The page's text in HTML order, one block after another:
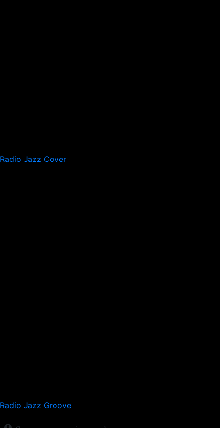
Radio Jazz Cover
Radio Jazz Groove